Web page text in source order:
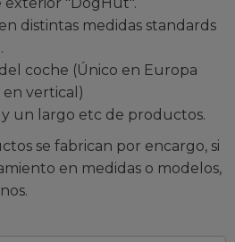
distintas medidas standards
coche (Único en Europa
en vertical)
un largo etc de productos.
se fabrican por encargo, si
en medidas o modelos,